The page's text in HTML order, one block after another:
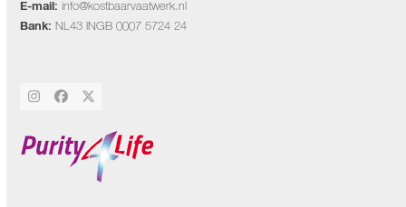
E-mail: info@kostbaarvaatwerk.nl
Bank: NL43 INGB 0007 5724 24
Instagram
Facebook
Twitter